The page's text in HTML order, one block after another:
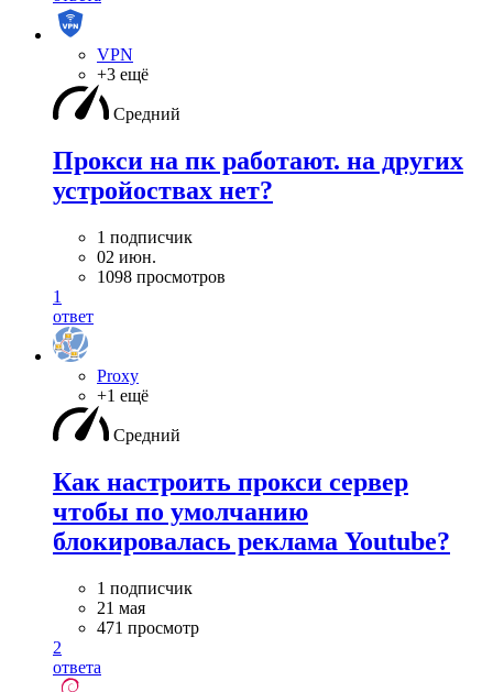
VPN
+3 ещё
Средний
Прокси на пк работают. на других
устройоствах нет?
1 подписчик
02 июн.
1098 просмотров
1
ответ
Proxy
+1 ещё
Средний
Как настроить прокси сервер
чтобы по умолчанию
блокировалась реклама Youtube?
1 подписчик
21 мая
471 просмотр
2
ответа